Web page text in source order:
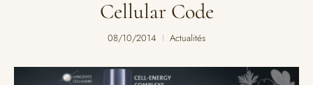
Cellular Code
08/10/2014 Actualités